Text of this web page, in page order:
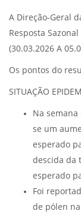
A Direção-Geral
Resposta
(30.03.2026 A
Os pontos do
SITUAÇÃO
Na semana
se um
esperado
descida da
esperado
Foi
de pólen